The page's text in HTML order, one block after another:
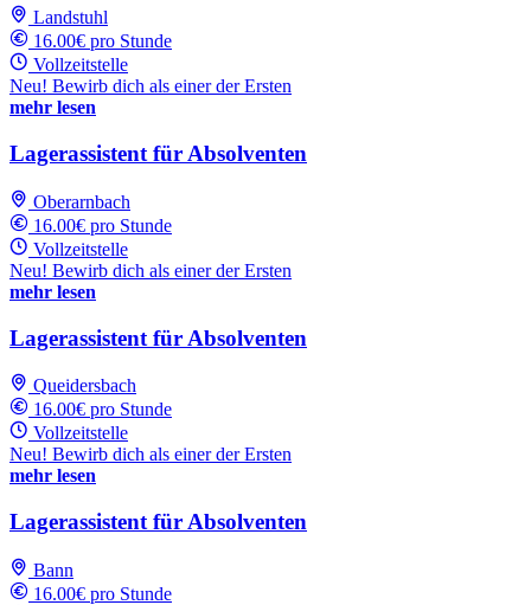
Landstuhl
16.00€ pro Stunde
Vollzeitstelle
Neu! Bewirb dich als einer der Ersten
mehr lesen
Lagerassistent für Absolventen
Oberarnbach
16.00€ pro Stunde
Vollzeitstelle
Neu! Bewirb dich als einer der Ersten
mehr lesen
Lagerassistent für Absolventen
Queidersbach
16.00€ pro Stunde
Vollzeitstelle
Neu! Bewirb dich als einer der Ersten
mehr lesen
Lagerassistent für Absolventen
Bann
16.00€ pro Stunde